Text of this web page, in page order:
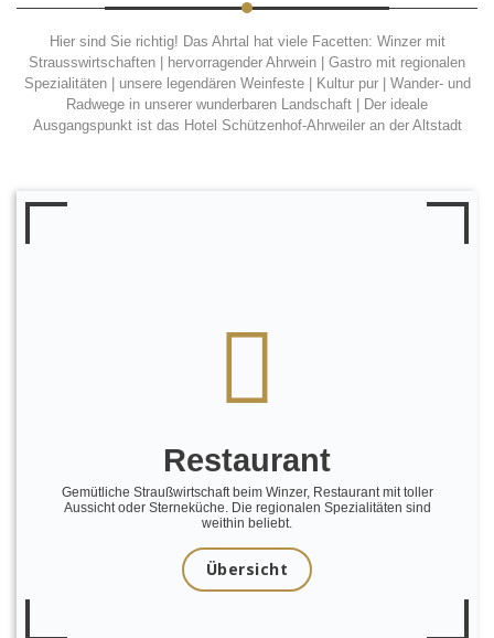
Hier sind Sie richtig! Das Ahrtal hat viele Facetten: Winzer mit
Strausswirtschaften | hervorragender Ahrwein | Gastro mit regionalen
Spezialitäten | unsere legendären Weinfeste | Kultur pur | Wander- und
Radwege in unserer wunderbaren Landschaft | Der ideale
Ausgangspunkt ist das Hotel Schützenhof-Ahrweiler an der Altstadt
Restaurant
Gemütliche Straußwirtschaft beim Winzer, Restaurant mit toller
Aussicht oder Sterneküche. Die regionalen Spezialitäten sind
weithin beliebt.
Übersicht